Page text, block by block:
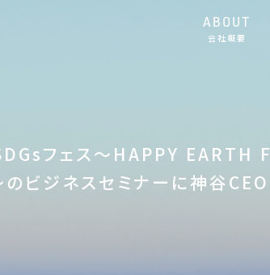
ABOUT
会社概要
フェス～HAPPY EARTH F
ビジネスセミナーに神谷CEO